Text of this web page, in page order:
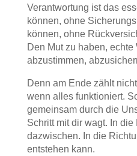
Verantwortung ist das
können, ohne
können, ohne
Den Mut zu haben,
abzustimmen,
Denn am Ende zählt
wenn alles funktioniert.
gemeinsam durch die
Schritt mit dir wagt. In die
dazwischen. In die
entstehen kann.